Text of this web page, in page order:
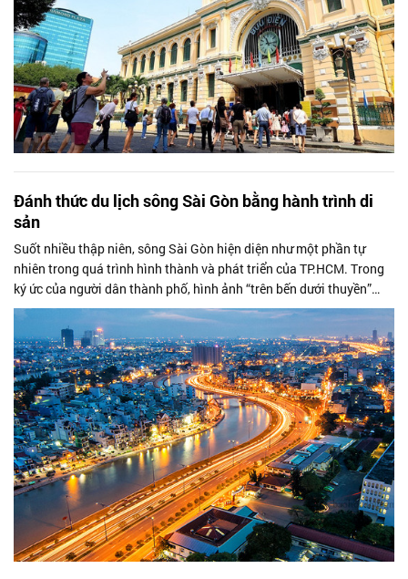
Đánh thức du lịch sông Sài Gòn bằng hành trình di
sản
Suốt nhiều thập niên, sông Sài Gòn hiện diện như một phần tự
nhiên trong quá trình hình thành và phát triển của TP.HCM. Trong
ký ức của người dân thành phố, hình ảnh “trên bến dưới thuyền”
từng phản ánh...